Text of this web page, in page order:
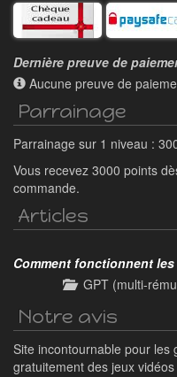
Dernière preuve de
Aucune preuve de
Parrainage
Parrainage sur 1 niveau :
Vous recevez 3000 points
commande.
Articles
Comment fonctionnent
GPT (multi-
Notre avis
Site incontournable pour
gratuitement des jeux